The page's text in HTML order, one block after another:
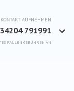
KONTAKT AUFNEHMEN
791991
*ES FALLEN GEBÜHREN AN